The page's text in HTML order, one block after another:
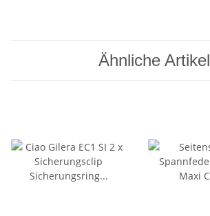
Ähnliche Artikel